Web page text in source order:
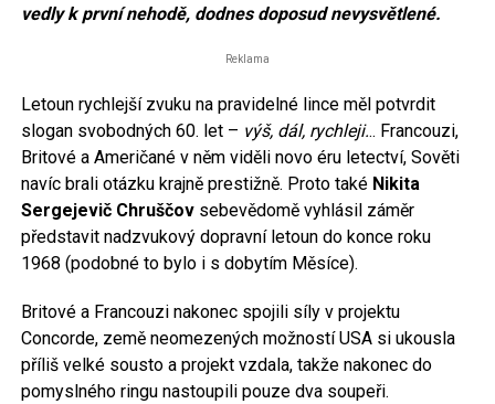
vedly k první nehodě, dodnes doposud nevysvětlené.
Reklama
Letoun rychlejší zvuku na pravidelné lince měl potvrdit
slogan svobodných 60. let – výš, dál, rychleji... Francouzi,
Britové a Američané v něm viděli novo éru letectví, Sověti
navíc brali otázku krajně prestižně. Proto také Nikita
Sergejevič Chruščovsebevědomě vyhlásil záměr
představit nadzvukový dopravní letoun do konce roku
1968 (podobné to bylo i s dobytím Měsíce).
Britové a Francouzi nakonec spojili síly v projektu
Concorde, země neomezených možností USA si ukousla
příliš velké sousto a projekt vzdala, takže nakonec do
pomyslného ringu nastoupili pouze dva soupeři.